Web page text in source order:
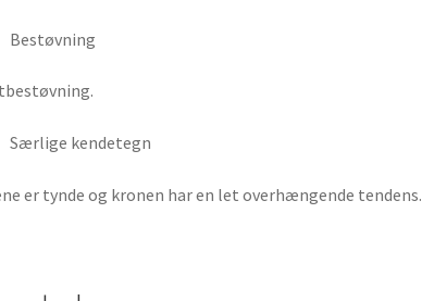
Bestøvning
Særlige kendetegn
er tynde og kronen har en let overhængende tendens.